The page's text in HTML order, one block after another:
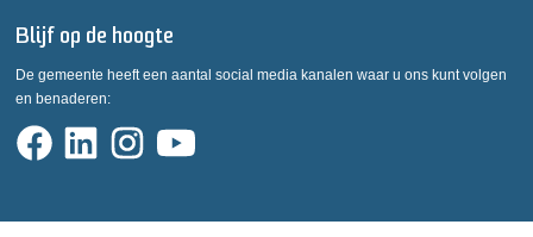
Blijf op de hoogte
De gemeente heeft een aantal social media kanalen waar u ons kunt volgen
en benaderen: